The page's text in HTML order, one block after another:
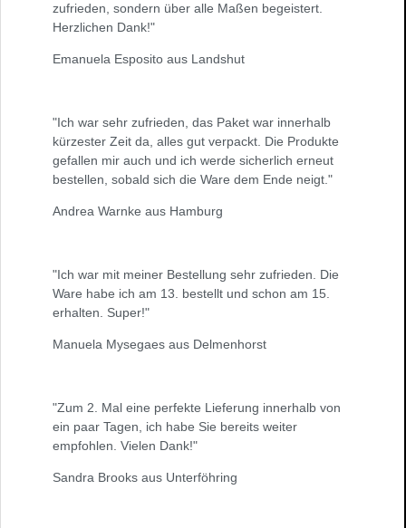
zufrieden, sondern über alle Maßen begeistert.
Herzlichen Dank!"
Emanuela Esposito aus Landshut
"Ich war sehr zufrieden, das Paket war innerhalb
kürzester Zeit da, alles gut verpackt. Die Produkte
gefallen mir auch und ich werde sicherlich erneut
bestellen, sobald sich die Ware dem Ende neigt."
Andrea Warnke aus Hamburg
"Ich war mit meiner Bestellung sehr zufrieden. Die
Ware habe ich am 13. bestellt und schon am 15.
erhalten. Super!"
Manuela Mysegaes aus Delmenhorst
"Zum 2. Mal eine perfekte Lieferung innerhalb von
ein paar Tagen, ich habe Sie bereits weiter
empfohlen. Vielen Dank!"
Sandra Brooks aus Unterföhring